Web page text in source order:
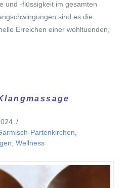
und -flüssigkeit im gesamten
sind es die
Erreichen einer wohltuenden,
Partenkirchen
Wellness